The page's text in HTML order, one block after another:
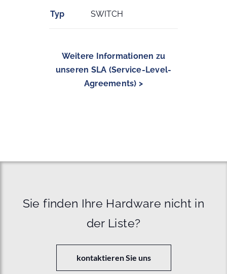
Typ SWITCH
Weitere Informationen zu
unseren SLA (Service-Level-
Agreements) >
Sie finden Ihre Hardware nicht in
der Liste?
kontaktieren Sie uns